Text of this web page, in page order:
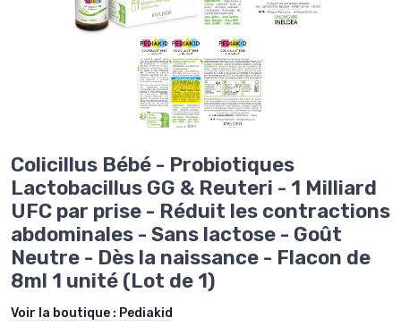
Colicillus Bébé - Probiotiques
Lactobacillus GG & Reuteri - 1 Milliard
UFC par prise - Réduit les contractions
abdominales - Sans lactose - Goût
Neutre - Dès la naissance - Flacon de
8ml 1 unité (Lot de 1)
Voir la boutique : Pediakid